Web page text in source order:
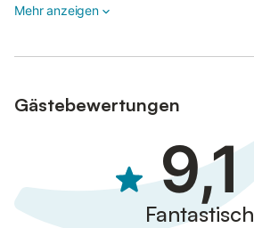
Mehr anzeigen
Gästebewertungen
9,1
Fantastisch